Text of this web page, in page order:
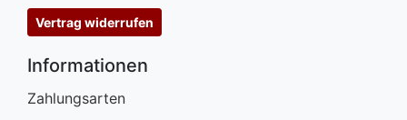
Vertrag widerrufen
Informationen
Zahlungsarten